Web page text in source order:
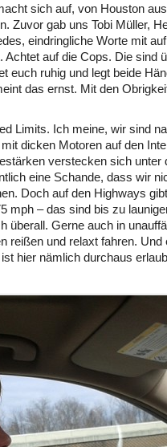
sich auf, von Houston
Zuvor gab uns Tobi Müller,
eindringliche Worte mit
Achtet auf die Cops. Die sind
euch ruhig und legt beide
das ernst. Mit den
Limits. Ich meine, wir sind
dicken Motoren auf den
verstecken sich unter
eine Schande, dass wir
Doch auf den Highways
mph – das sind bis zu
überall. Gerne auch in
reißen und relaxt fahren. Und
hier nämlich durchaus